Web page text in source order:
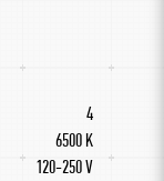
4
6500 K
120-250 V